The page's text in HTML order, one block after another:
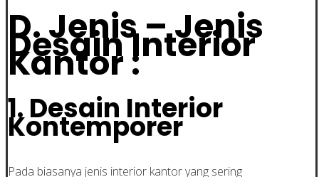
D. Jenis – Jenis
Desain Interior
Kantor :
1. Desain Interior
Kontemporer
Pada biasanya jenis interior kantor yang sering